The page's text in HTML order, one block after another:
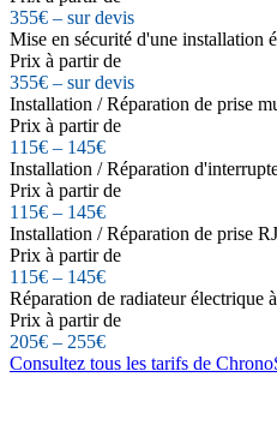
355€ – sur devis
Mise en sécurité d'une installation
Prix à partir de
355€ – sur devis
Installation / Réparation de prise
Prix à partir de
115€ – 145€
Installation / Réparation
Prix à partir de
115€ – 145€
Installation / Réparation de prise
Prix à partir de
115€ – 145€
Réparation de radiateur électrique
Prix à partir de
205€ – 255€
Consultez tous les tarifs de